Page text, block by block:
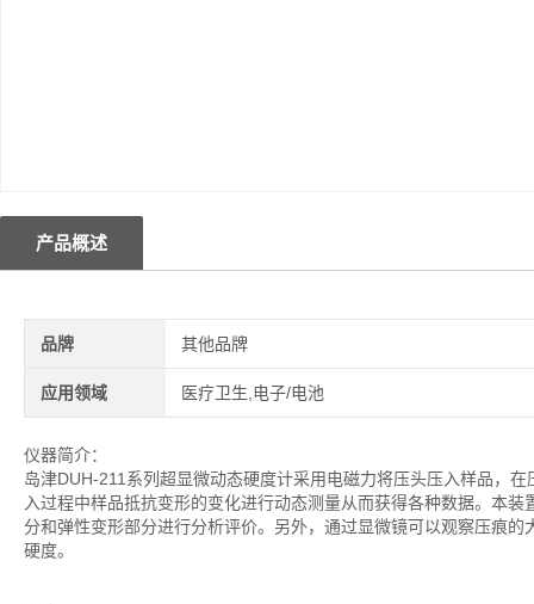
产品概述
品牌 其他品牌
应用领域 医疗卫生,电子/电池
仪器简介：
岛津DUH-211系列超显微动态硬度计采用电磁力将压头压入样品，
入过程中样品抵抗变形的变化进行动态测量从而获得各种数据。本
分和弹性变形部分进行分析评价。另外，通过显微镜可以观察压痕
硬度。